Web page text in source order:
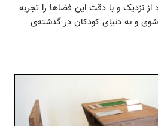
و با دقت این فضاها را تجربه
و به دنیای کودکان در گذشته‌ی